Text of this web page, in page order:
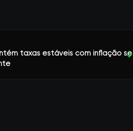
taxas estáveis com inflação se
↓